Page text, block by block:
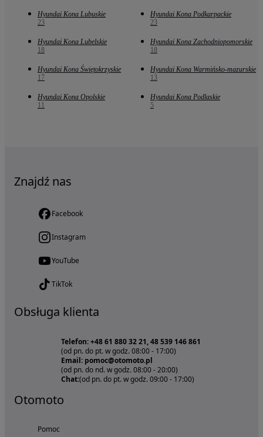
Hyundai Kona Lubuskie
23
Hyundai Kona Podkarpackie
23
Hyundai Kona Lubelskie
18
Hyundai Kona Zachodniopomorskie
18
Hyundai Kona Świętokrzyskie
17
Hyundai Kona Warmińsko-mazurskie
13
Hyundai Kona Opolskie
11
Hyundai Kona Podlaskie
5
Znajdź nas
Facebook
Instagram
YouTube
TikTok
Obsługa klienta
Telefon: +48 61 880 32 21, 48 539 146 861
(od pn. do pt. w godz. 08:00 - 17:00)
Email: pomoc@otomoto.pl
(od pn. do nd. w godz. 08:00 - 20:00)
Chat:(od pn. do pt. w godz. 09:00 - 17:00)
Otomoto
Pomoc